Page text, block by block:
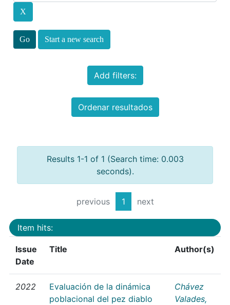
Start a new search
Add filters:
Ordenar resultados
Results 1-1 of 1 (Search time: 0.003
seconds).
previous 1 next
Item hits:
Issue
Date
Title Author(s)
2022
Evaluación de la dinámica
poblacional del pez diablo
Chávez
Valades,